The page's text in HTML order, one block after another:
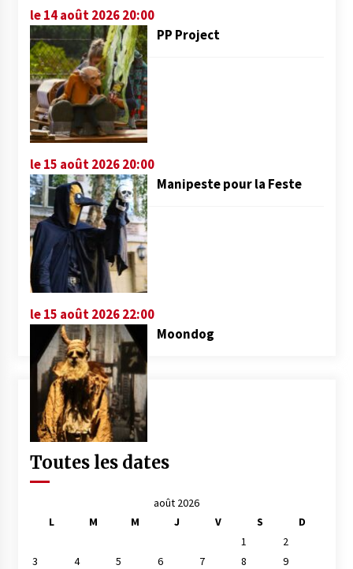
le 14 août 2026 20:00
PP Project
le 15 août 2026 20:00
Manipeste pour la Feste
le 15 août 2026 22:00
Moondog
Toutes les dates
août 2026
L
M M J V S
D
1
2
3
4 5 6 7 8
9